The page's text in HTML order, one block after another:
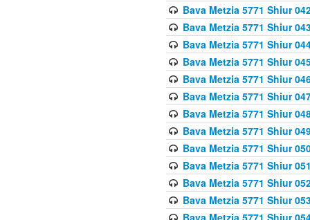
Bava Metzia 5771 Shiur
Bava Metzia 5771 Shiur
Bava Metzia 5771 Shiur
Bava Metzia 5771 Shiur
Bava Metzia 5771 Shiur
Bava Metzia 5771 Shiur
Bava Metzia 5771 Shiur
Bava Metzia 5771 Shiur
Bava Metzia 5771 Shiur
Bava Metzia 5771 Shiur
Bava Metzia 5771 Shiur
Bava Metzia 5771 Shiur
Bava Metzia 5771 Shiur